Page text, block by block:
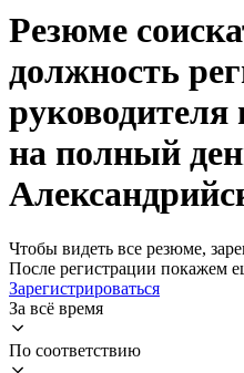
Резюме
должность
на полный
Чтобы видеть все резюме,
После регистрации покажем
Зарегистрироваться
За всё время
По соответствию